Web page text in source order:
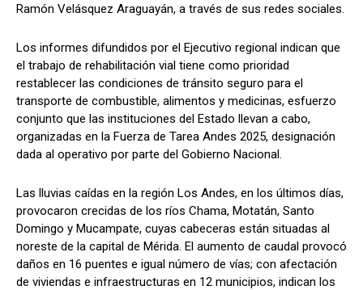
Ramón Velásquez Araguayán, a través de sus redes sociales.
Los informes difundidos por el Ejecutivo regional indican que
el trabajo de rehabilitación vial tiene como prioridad
restablecer las condiciones de tránsito seguro para el
transporte de combustible, alimentos y medicinas, esfuerzo
conjunto que las instituciones del Estado llevan a cabo,
organizadas en la Fuerza de Tarea Andes 2025, designación
dada al operativo por parte del Gobierno Nacional.
Las lluvias caídas en la región Los Andes, en los últimos días,
provocaron crecidas de los ríos Chama, Motatán, Santo
Domingo y Mucampate, cuyas cabeceras están situadas al
noreste de la capital de Mérida. El aumento de caudal provocó
daños en 16 puentes e igual número de vías; con afectación
de viviendas e infraestructuras en 12 municipios, indican los